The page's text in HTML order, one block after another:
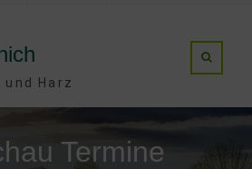
Harz
Termine